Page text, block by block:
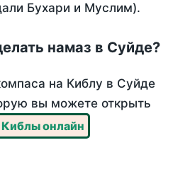
Бухари и Муслим).
намаз в Суйде?
на Киблу в Суйде
вы можете открыть
онлайн